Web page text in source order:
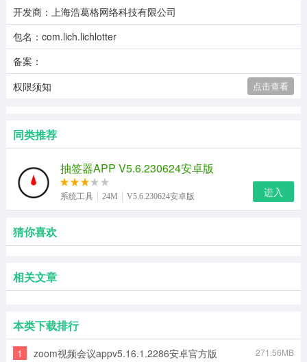
开发商：上海浩葛格网络科技有限公司
包名：com.lich.lichlotter
备案：
权限须知
点击查看
同类推荐
抽签器APP V5.6.230624安卓版
系统工具 24M V5.6.230624安卓版 进入
猜你喜欢
相关文章
本类下载排行
1 zoom视频会议appv5.16.1.2286安卓官方版 271.56MB